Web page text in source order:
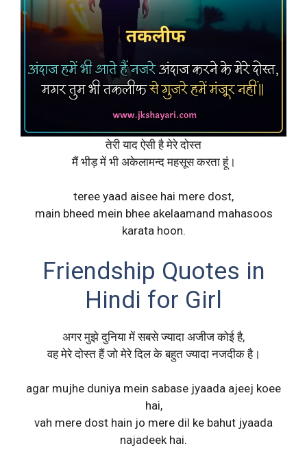
तेरी याद ऐसी है मेरे दोस्त
मैं भीड़ में भी अकेलामन्द महसूस करता हूं।
teree yaad aisee hai mere dost,
main bheed mein bhee akelaamand mahasoos
karata hoon.
Friendship Quotes in
Hindi for Girl
अगर मुझे दुनिया में सबसे ज्यादा अजीज कोई है,
वह मेरे दोस्त हैं जो मेरे दिल के बहुत ज्यादा नजदीक है।
agar mujhe duniya mein sabase jyaada ajeej koee
hai,
vah mere dost hain jo mere dil ke bahut jyaada
najadeek hai.